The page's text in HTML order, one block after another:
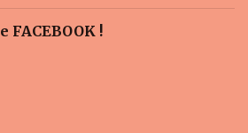
FACEBOOK !